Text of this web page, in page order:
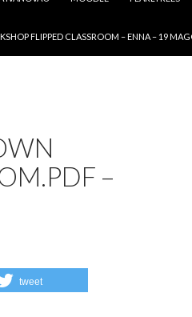
FLIPPED CLASSROOM – ENNA – 19
–
tweet